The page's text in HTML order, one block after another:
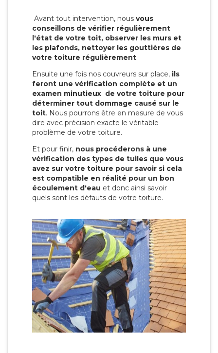
Avant tout intervention, nous vous
conseillons de vérifier régulièrement
l'état de votre toit, observer les murs et
les plafonds, nettoyer les gouttières de
votre toiture régulièrement.
Ensuite une fois nos couvreurs sur place, ils
feront une vérification complète et un
examen minutieux de votre toiture pour
déterminer tout dommage causé sur le
toit. Nous pourrons être en mesure de vous
dire avec précision exacte le véritable
problème de votre toiture.
Et pour finir, nous procéderons à une
vérification des types de tuiles que vous
avez sur votre toiture pour savoir si cela
est compatible en réalité pour un bon
écoulement d'eau et donc ainsi savoir
quels sont les défauts de votre toiture.